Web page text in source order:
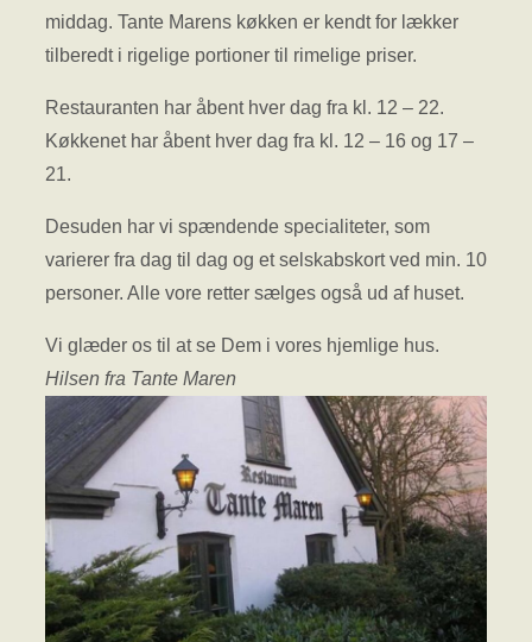
middag. Tante Marens køkken er kendt for lækker
tilberedt i rigelige portioner til rimelige priser.
Restauranten har åbent hver dag fra kl. 12 – 22.
Køkkenet har åbent hver dag fra kl. 12 – 16 og 17 –
21.
Desuden har vi spændende specialiteter, som
varierer fra dag til dag og et selskabskort ved min. 10
personer. Alle vore retter sælges også ud af huset.
Vi glæder os til at se Dem i vores hjemlige hus.
Hilsen fra Tante Maren